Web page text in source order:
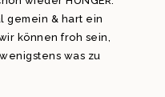
gemein & hart ein
können froh sein,
was zu